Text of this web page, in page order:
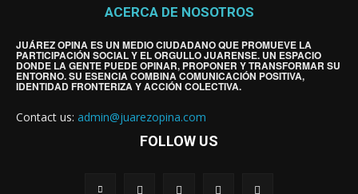
ACERCA DE NOSOTROS
JUÁREZ OPINA ES UN MEDIO CIUDADANO QUE PROMUEVE LA
PARTICIPACIÓN SOCIAL Y EL ORGULLO JUARENSE. UN ESPACIO
DONDE LA GENTE PUEDE OPINAR, PROPONER Y TRANSFORMAR SU
ENTORNO. SU ESENCIA COMBINA COMUNICACIÓN POSITIVA,
IDENTIDAD FRONTERIZA Y ACCIÓN COLECTIVA.
Contact us: admin@juarezopina.com
FOLLOW US